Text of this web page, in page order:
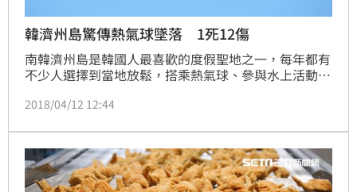
韓濟州島驚傳熱氣球墜落 1死12傷
南韓濟州島是韓國人最喜歡的度假聖地之一，每年都有
不少人選擇到當地放鬆，搭乘熱氣球、參與水上活動。
落，駕駛員死亡、12名遊客輕重傷。
2018/04/12 12:44